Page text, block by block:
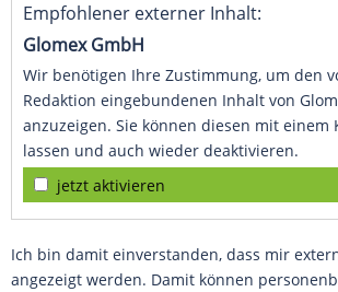
Empfohlener externer Inhalt:
Glomex GmbH
Wir benötigen Ihre Zustimmung, um den
Redaktion eingebundenen Inhalt von
anzuzeigen. Sie können diesen mit einem
lassen und auch wieder deaktivieren.
jetzt aktivieren
Ich bin damit einverstanden, dass mir
angezeigt werden. Damit können